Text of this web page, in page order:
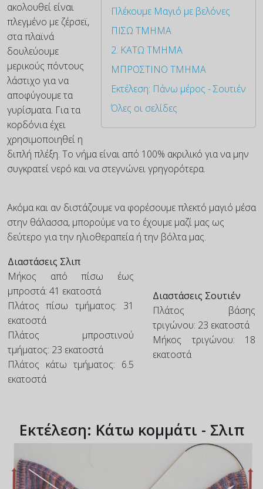
Πλέκουμε Μαγιό με βελόνες
ΠΙΣΩ ΤΜΗΜΑ
2. ΚΑΤΩ ΤΜΗΜΑ
ΜΠΡΟΣΤΙΝΟ ΤΜΗΜΑ
Εκτέλεση: Πάνω μέρος - Σουτιέν
Όλες οι σελίδες
ακολουθεί είναι
πλεγμένο με ζέρσεϊ,
στα πλαϊνά
δουλεύουμε
μερικούς πόντους
λάστιχο για να
αποφύγουμε τα
γυρίσματα. Για τα
κορδόνια έχει
χρησιμοποιηθεί η
διπλή πλέξη. Το νήμα είναι από 100% ακριλικό για να μην
συγκρατεί νερό και να στεγνώνει γρηγορότερα.
Ακόμα και αν διστάζουμε να φορέσουμε πλεκτό μαγιό μέσα
στην θάλασσα, μπορούμε να το έχουμε μαζί μας ως
δεύτερο για την ηλιοθεραπεία ή την βόλτα μας.
Διαστάσεις Σλιπ
Μήκος από πίσω έως
μπροστά: 41 εκατοστά
Πλάτος πίσω τμήματος: 31
εκατοστά
Πλάτος μπροστινού
τμήματος: 23 εκατοστά
Πλάτος κάτω τμήματος: 6.5
εκατοστά
Διαστάσεις Σουτιέν
Πλάτος βάσης
τριγώνου: 23 εκατοστά
Μήκος τριγώνου: 18
εκατοστά
Εκτέλεση: Κάτω κομμάτι - Σλιπ